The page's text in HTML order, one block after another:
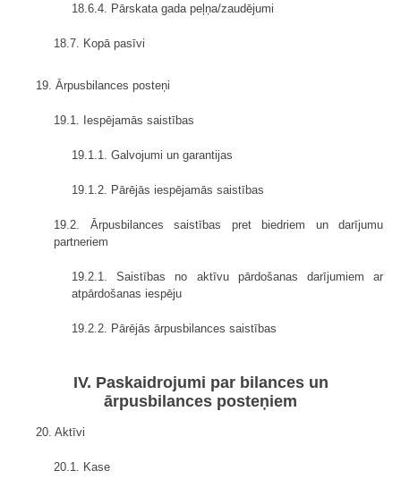
18.6.4. Pārskata gada peļņa/zaudējumi
18.7. Kopā pasīvi
19. Ārpusbilances posteņi
19.1. Iespējamās saistības
19.1.1. Galvojumi un garantijas
19.1.2. Pārējās iespējamās saistības
19.2. Ārpusbilances saistības pret biedriem un darījumu
partneriem
19.2.1. Saistības no aktīvu pārdošanas darījumiem ar
atpārdošanas iespēju
19.2.2. Pārējās ārpusbilances saistības
IV. Paskaidrojumi par bilances un
ārpusbilances posteņiem
20. Aktīvi
20.1. Kase